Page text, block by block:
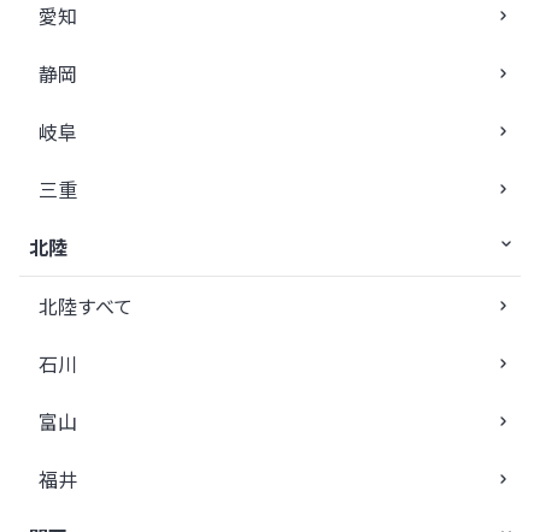
愛知
静岡
岐阜
三重
北陸
北陸すべて
石川
富山
福井